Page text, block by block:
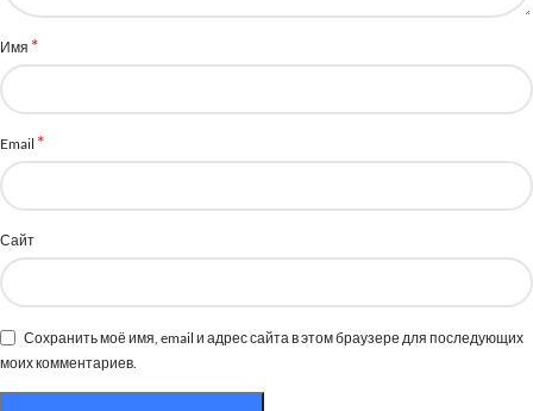
Имя *
Email *
Сайт
Сохранить моё имя, email и адрес сайта в этом браузере для последующих
моих комментариев.